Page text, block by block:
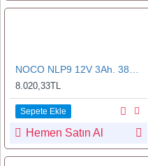
8.020,33TL
Sepete Ekle
Hemen Satın Al